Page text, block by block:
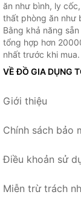
ăn như bình, ly
thất phòng ăn như
Bằng khả năng
tổng hợp hơn
nhất trước khi mua.
VỀ ĐỒ GIA DỤNG
Giới thiệu
Chính sách bảo
Điều khoản sử
Miễn trừ trách